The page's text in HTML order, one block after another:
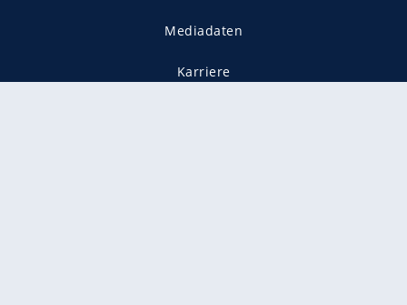
Mediadaten
Karriere